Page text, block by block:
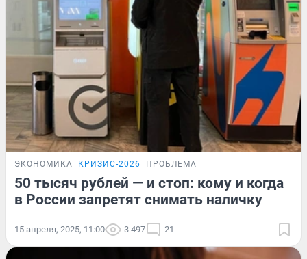
ЭКОНОМИКА КРИЗИС-2026 ПРОБЛЕМА
50 тысяч рублей — и стоп: кому и когда
в России запретят снимать наличку
15 апреля, 2025, 11:00 3 497 21